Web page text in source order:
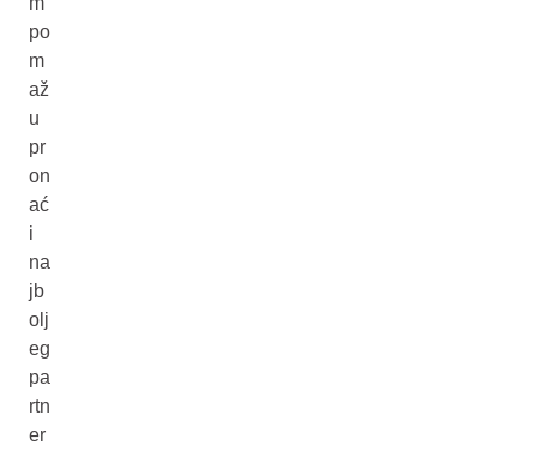
po
m
až
u
pr
on
ać
i
na
jb
olj
eg
pa
rtn
er